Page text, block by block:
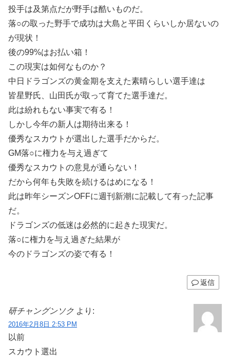
投手は及第点だが野手は酷いものだ。
落○の取った野手で成功は大島と平田くらいしか居ないの
が現状！
後の99%はお払い箱！
この現実は如何なものか？
中日ドラゴンズの黄金期を支えた素晴らしい選手達は
皆星野氏、山田氏が取って育てた選手達だ。
此は紛れもない事実で有る！
しかし今年の新人は期待出来る！
優秀なスカウトが選出した選手だからだ。
GM落○に権力を与え過ぎて
優秀なスカウトの意見が通らない！
だから何年も失敗を続けるはめになる！
此は昨年シーズンOFFに週刊新潮に記載して有った記事
だ。
ドラゴンズの低迷は必然的に起きた現実だ。
落○に権力を与え過ぎた結果が
今のドラゴンズの姿で有る！
返信
研チャングンソク より:
2016年2月8日 2:53 PM
以前
スカウト選出